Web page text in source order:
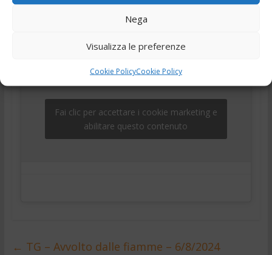
Nega
Visualizza le preferenze
Cookie PolicyCookie Policy
telegiornale,Tg,Tg24
Fai clic per accettare i cookie marketing e
abilitare questo contenuto
← TG – Avvolto dalle fiamme – 6/8/2024